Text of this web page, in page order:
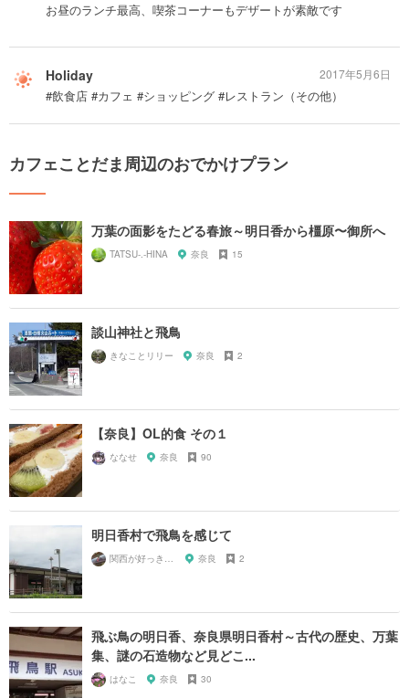
お昼のランチ最高、喫茶コーナーもデザートが素敵です
Holiday
#飲食店 #カフェ #ショッピング #レストラン（その他）
2017年5月6日
カフェことだま周辺のおでかけプラン
万葉の面影をたどる春旅～明日香から橿原〜御所へ
TATSU-.-HINA 奈良 15
談山神社と飛鳥
きなことリリー 奈良 2
【奈良】OL的食 その１
ななせ 奈良 90
明日香村で飛鳥を感じて
関西が好っきゃねん 奈良 2
飛ぶ鳥の明日香、奈良県明日香村～古代の歴史、万葉
集、謎の石造物など見どこ...
はなこ 奈良 30